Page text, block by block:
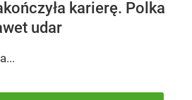
karierę. Polka
udar